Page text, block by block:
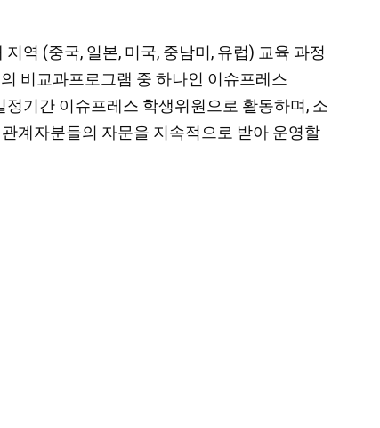
역 (중국, 일본, 미국, 중남미, 유럽) 교육 과정
비교과프로그램 중 하나인 이슈프레스
기간 이슈프레스 학생위원으로 활동하며, 소
계자분들의 자문을 지속적으로 받아 운영할